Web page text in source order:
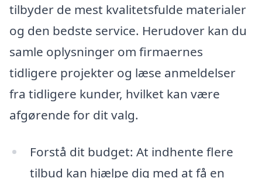
tilbyder de mest kvalitetsfulde materialer
og den bedste service. Herudover kan du
samle oplysninger om firmaernes
tidligere projekter og læse anmeldelser
fra tidligere kunder, hvilket kan være
afgørende for dit valg.
Forstå dit budget: At indhente flere
tilbud kan hjælpe dig med at få en